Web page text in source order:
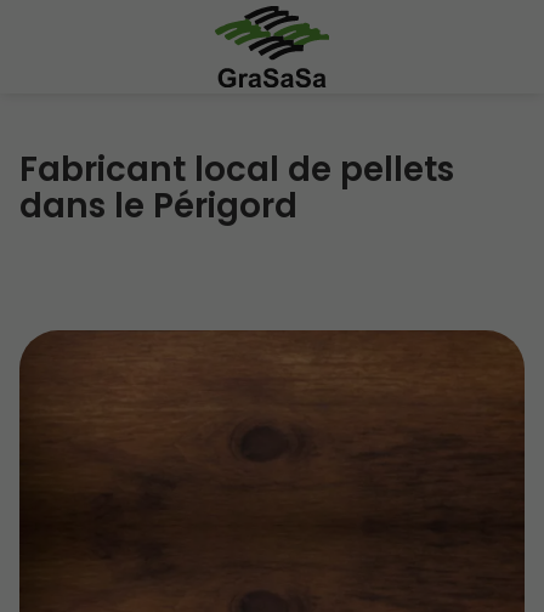
Fabricant local de pellets
dans le Périgord